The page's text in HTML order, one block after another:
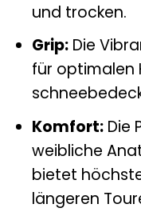
und trocken.
Grip:Die
für optimalen
Komfort:Die
weibliche
bietet
längeren